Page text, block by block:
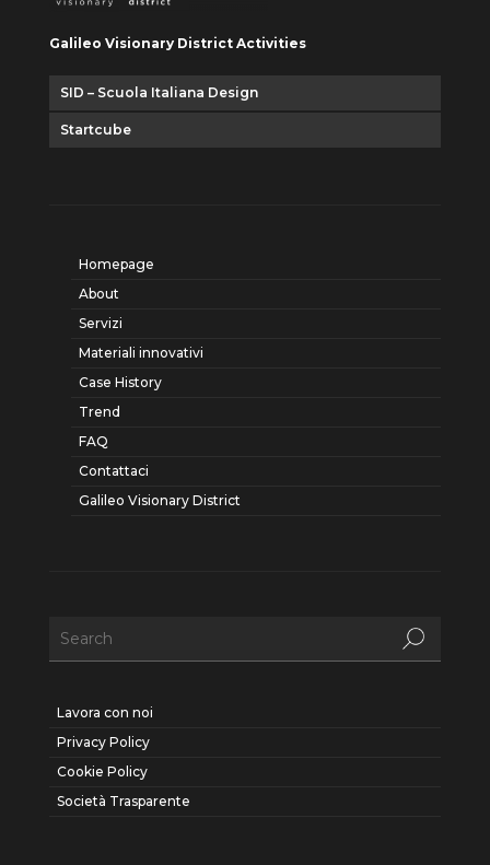
Galileo Visionary District Activities
SID – Scuola Italiana Design
Startcube
Homepage
About
Servizi
Materiali innovativi
Case History
Trend
FAQ
Contattaci
Galileo Visionary District
Lavora con noi
Privacy Policy
Cookie Policy
Società Trasparente